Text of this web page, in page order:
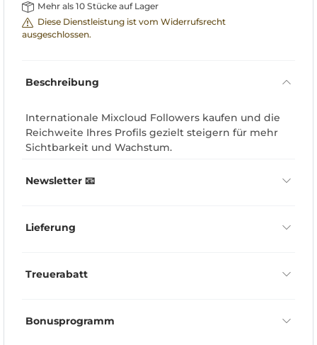
Mehr als 10 Stücke auf Lager
Diese Dienstleistung ist vom Widerrufsrecht
ausgeschlossen.
Beschreibung
Internationale Mixcloud Followers kaufen und die
Reichweite Ihres Profils gezielt steigern für mehr
Sichtbarkeit und Wachstum.
Newsletter 📧
Lieferung
Treuerabatt
Bonusprogramm